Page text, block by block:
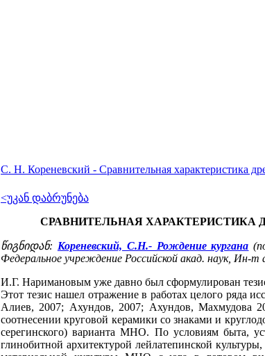
С. Н. Кореневский - Сравнительная характеристика
<უკან დაბრუნება
СРАВНИТЕЛЬНАЯ ХАРАКТЕРИСТИКА
წიგნიდან: Кореневский, С.Н.- Рождение кургана
Федеральное учреждение Российской акад. наук, Ин-
И.Г. Наримановым уже давно был сформулирован
Этот тезис нашел отражение в работах целого ряда
Алиев, 2007; Ахундов, 2007; Ахундов, Махмудова
соотнесении круговой керамики со знаками и
серегинского) варианта МНО. По условиям быта,
глинобитной архитектурой лейлатепинской